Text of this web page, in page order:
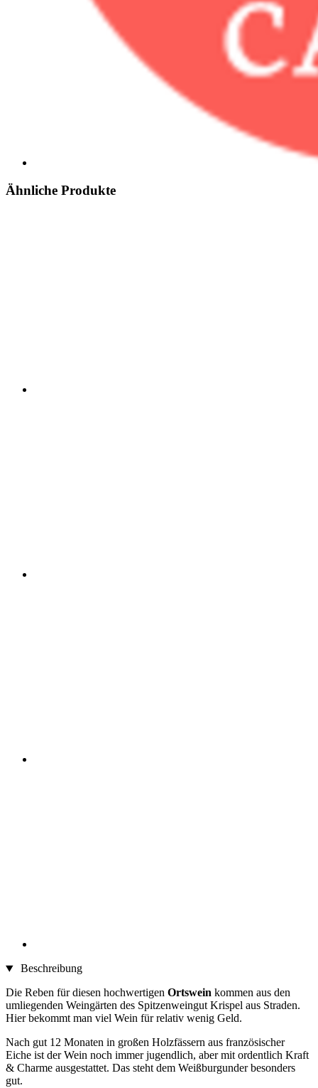
Ähnliche Produkte
Beschreibung
Die Reben für diesen hochwertigen Ortswein kommen aus den
umliegenden Weingärten des Spitzenweingut Krispel aus Straden.
Hier bekommt man viel Wein für relativ wenig Geld.
Nach gut 12 Monaten in großen Holzfässern aus französischer
Eiche ist der Wein noch immer jugendlich, aber mit ordentlich Kraft
& Charme ausgestattet. Das steht dem Weißburgunder besonders
gut.